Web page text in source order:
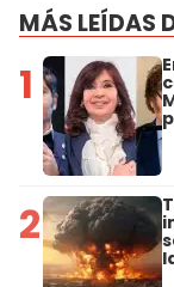
MÁS LEÍDAS
1
2